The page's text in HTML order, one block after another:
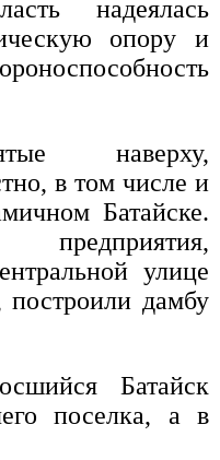
надеялась
опору и
наверху,
в том числе и
Батайске.
улице
построили дамбу
Батайск
поселка, а в